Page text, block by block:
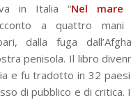
in Italia “Nel
a quattro mani
dalla fuga
penisola. Il libro
e fu tradotto in 32
di pubblico e di critica.